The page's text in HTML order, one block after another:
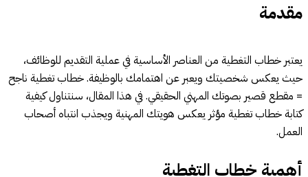
مقدمة
يعتبر خطاب التغطية من العناصر الأساسية في عملية التقديم للوظائف،
حيث يعكس شخصيتك ويعبر عن اهتمامك بالوظيفة. خطاب تغطية ناجح
= مقطع قصير بصوتك المهني الحقيقي. في هذا المقال، سنتناول كيفية
كتابة خطاب تغطية مؤثر يعكس هويتك المهنية ويجذب انتباه أصحاب
العمل.
أهمية خطاب التغطية